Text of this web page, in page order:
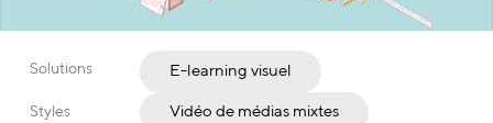
Solutions E-learning visuel
Styles Vidéo de médias mixtes